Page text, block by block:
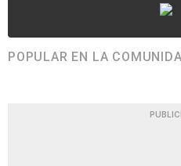
POPULAR EN LA